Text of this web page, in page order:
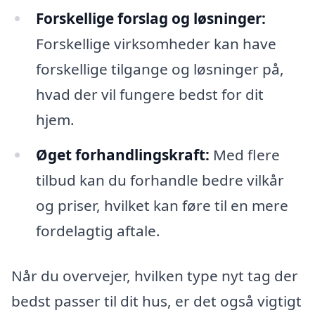
Forskellige forslag og løsninger:
Forskellige virksomheder kan have
forskellige tilgange og løsninger på,
hvad der vil fungere bedst for dit
hjem.
Øget forhandlingskraft: Med flere
tilbud kan du forhandle bedre vilkår
og priser, hvilket kan føre til en mere
fordelagtig aftale.
Når du overvejer, hvilken type nyt tag der
bedst passer til dit hus, er det også vigtigt